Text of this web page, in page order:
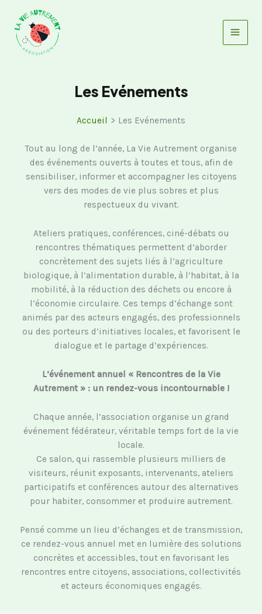
contenu
Les Evénements
Accueil Les Evénements
Tout au long de l’année, La Vie Autrement organise
des événements ouverts à toutes et tous, afin de
sensibiliser, informer et accompagner les citoyens
vers des modes de vie plus sobres et plus
respectueux du vivant.
Ateliers pratiques, conférences, ciné-débats ou
rencontres thématiques permettent d’aborder
concrètement des sujets liés à l’agriculture
biologique, à l’alimentation durable, à l’habitat, à la
mobilité, à la réduction des déchets ou encore à
l’économie circulaire. Ces temps d’échange sont
animés par des acteurs engagés, des professionnels
ou des porteurs d’initiatives locales, et favorisent le
dialogue et le partage d’expériences.
L’événement annuel « Rencontres de la Vie
Autrement » : un rendez-vous incontournable !
Chaque année, l’association organise un grand
événement fédérateur, véritable temps fort de la vie
locale.
Ce salon, qui rassemble plusieurs milliers de
visiteurs, réunit exposants, intervenants, ateliers
participatifs et conférences autour des alternatives
pour habiter, consommer et produire autrement.
Pensé comme un lieu d’échanges et de transmission,
ce rendez-vous annuel met en lumière des solutions
concrètes et accessibles, tout en favorisant les
rencontres entre citoyens, associations, collectivités
et acteurs économiques engagés.